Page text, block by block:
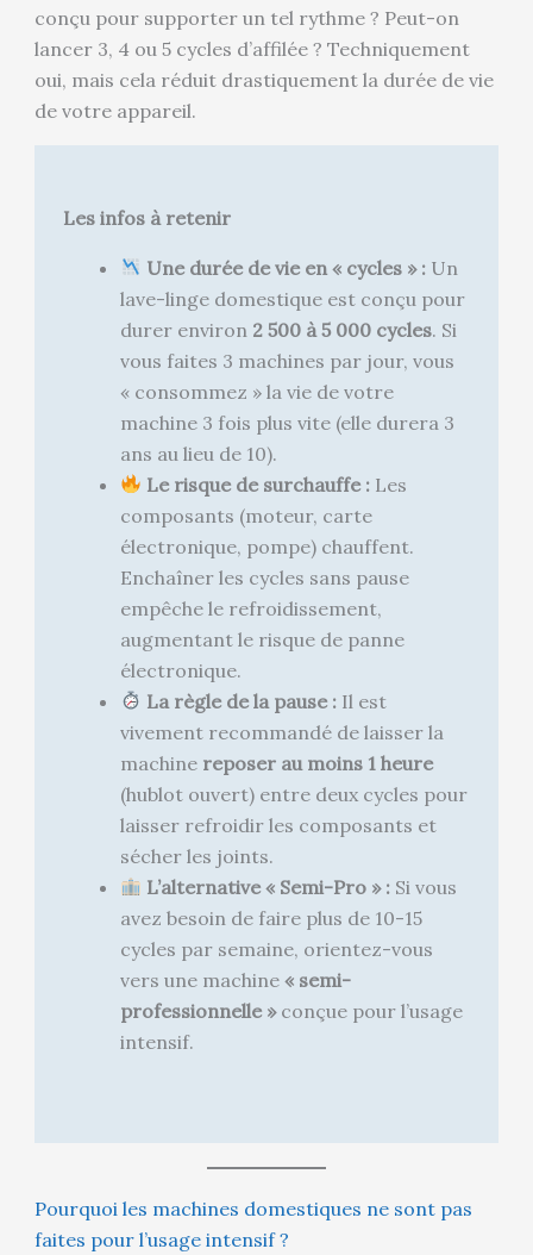
conçu pour supporter un tel rythme ? Peut-on
lancer 3, 4 ou 5 cycles d’affilée ? Techniquement
oui, mais cela réduit drastiquement la durée de vie
de votre appareil.
Les infos à retenir
Une durée de vie en « cycles » :Un
lave-linge domestique est conçu pour
durer environ 2 500 à 5 000 cycles. Si
vous faites 3 machines par jour, vous
« consommez » la vie de votre
machine 3 fois plus vite (elle durera 3
ans au lieu de 10).
Le risque de surchauffe :Les
composants (moteur, carte
électronique, pompe) chauffent.
Enchaîner les cycles sans pause
empêche le refroidissement,
augmentant le risque de panne
électronique.
La règle de la pause :Il est
vivement recommandé de laisser la
machine reposer au moins 1 heure
(hublot ouvert) entre deux cycles pour
laisser refroidir les composants et
sécher les joints.
L’alternative « Semi-Pro » :Si vous
avez besoin de faire plus de 10-15
cycles par semaine, orientez-vous
vers une machine « semi-
professionnelle »conçue pour l’usage
intensif.
Pourquoi les machines domestiques ne sont pas
faites pour l’usage intensif ?